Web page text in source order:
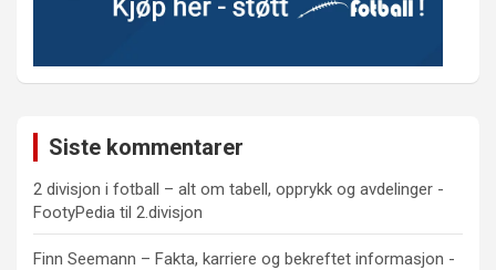
Siste kommentarer
2 divisjon i fotball – alt om tabell, opprykk og avdelinger -
FootyPedia til 2.divisjon
Finn Seemann – Fakta, karriere og bekreftet informasjon -